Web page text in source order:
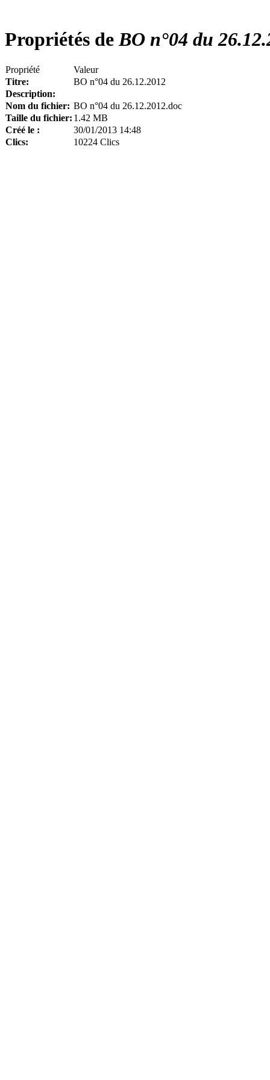
Propriétés deBO n°04 du
Propriété
Valeur
Titre:
BO n°04 du 26.12.2012
Description:
Nom du fichier: BO n°04 du 26.12.2012.doc
Taille du fichier: 1.42 MB
Créé le :
30/01/2013 14:48
Clics:
10224 Clics